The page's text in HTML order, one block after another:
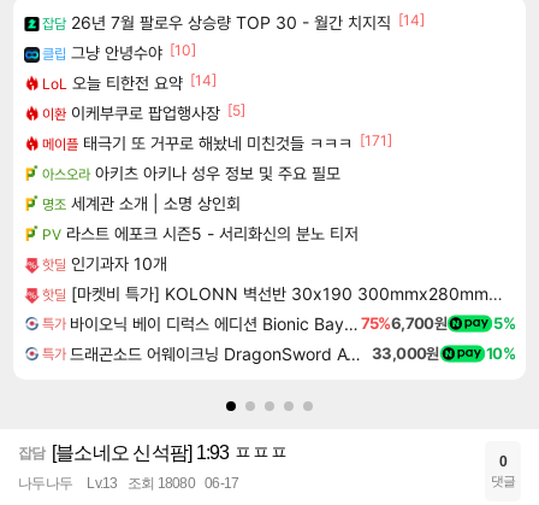
잡담 26년 7월 팔로우 상승량 TOP 30 - 월간 치지직 [14]
클립 그냥 안녕수야 [10]
LoL 오늘 티한전 요약 [14]
이환 이케부쿠로 팝업행사장 [5]
메이플 태극기 또 거꾸로 해놨네 미친것들 ㅋㅋㅋ
[171]
아스오라 아키츠 아키나 성우 정보 및 주요 필모
명조 세계관 소개 | 소명 상인회
PV 라스트 에포크 시즌5 - 서리화신의 분노 티저
핫딜 인기과자 10개
핫딜 [마켓비 특가] KOLONN 벽선반 30x190 300mmx280mmx1900mm, 6단, 블랙브라운 3142.2757
특가 바이오닉 베이 디럭스 에디션 Bionic Bay Deluxe Edition75%6,700원 5%
특가 드래곤소드 어웨이크닝 DragonSword Awakening 33,000원 10%
잡담 [블소네오 신석팜] 1:93 ㅍㅍㅍ
나두나두 Lv.13 조회 18080 06-17
0
댓글